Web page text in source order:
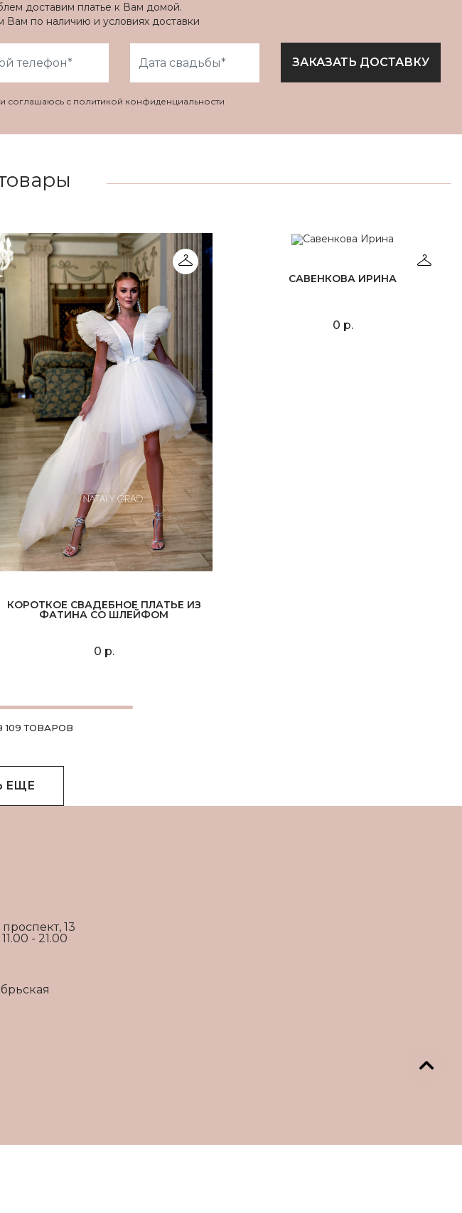
доставим платье к Вам домой.
Вам по наличию и условиях доставки
ЗАКАЗАТЬ ДОСТАВКУ
соглашаюсь с политикой конфиденциальности
КОРОТКОЕ СВАДЕБНОЕ ПЛАТЬЕ ИЗ
ФАТИНА СО ШЛЕЙФОМ
0 р.
САВЕНКОВА ИРИНА
0 р.
109 ТОВАРОВ
ЕЩЕ
13
- 21.00